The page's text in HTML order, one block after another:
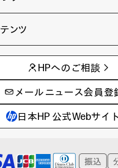
ンツ
例
レビュー
リティ
ジー
ーク
事例
イベント
AI PC
AIワーク
Poly
WXP（
タグ一覧
HPへのご相談
メールニュース会員登
日本HP 公式Webサイト